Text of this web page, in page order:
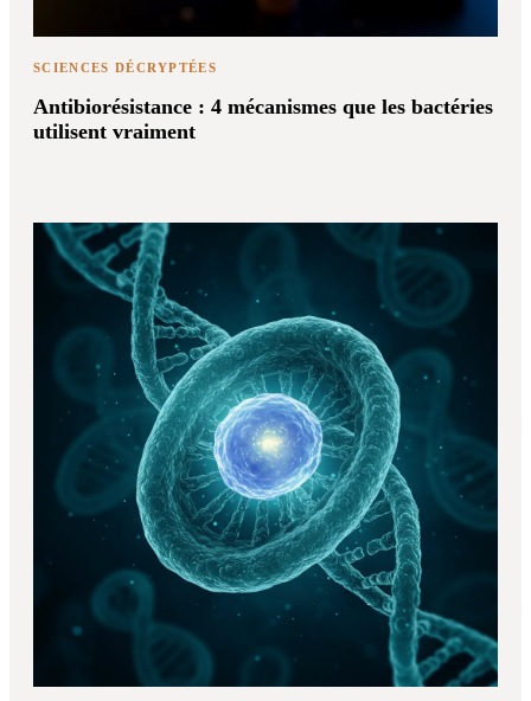
SCIENCES DÉCRYPTÉES
Antibiorésistance : 4 mécanismes que les bactéries
utilisent vraiment